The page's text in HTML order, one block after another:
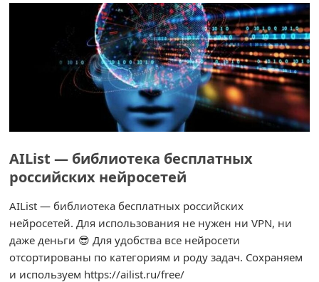
AIList — библиотека бесплатных
российских нейросетей
AIList — библиотека бесплатных российских
нейросетей. Для использования не нужен ни VPN, ни
даже деньги 😎 Для удобства все нейросети
отсортированы по категориям и роду задач. Сохраняем
и используем https://ailist.ru/free/